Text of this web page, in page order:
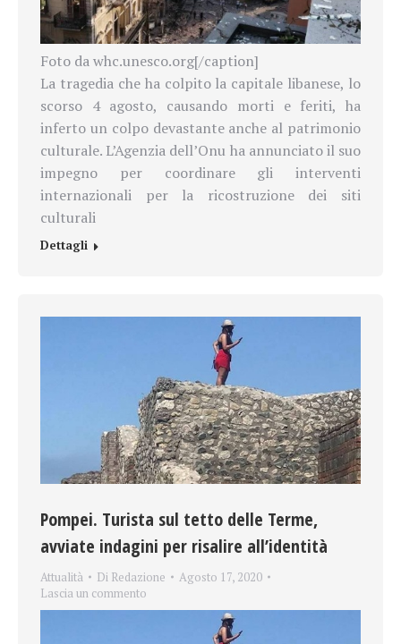
Foto da whc.unesco.org[/caption]
La tragedia che ha colpito la capitale libanese, lo
scorso 4 agosto, causando morti e feriti, ha
inferto un colpo devastante anche al patrimonio
culturale. L’Agenzia dell’Onu ha annunciato il suo
impegno per coordinare gli interventi
internazionali per la ricostruzione dei siti
culturali
Dettagli
Pompei. Turista sul tetto delle Terme,
avviate indagini per risalire all’identità
Attualità Di Redazione
Agosto 17, 2020
Lascia un commento